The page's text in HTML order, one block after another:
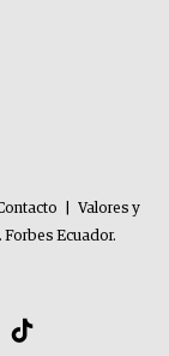
Valores y
Ecuador.